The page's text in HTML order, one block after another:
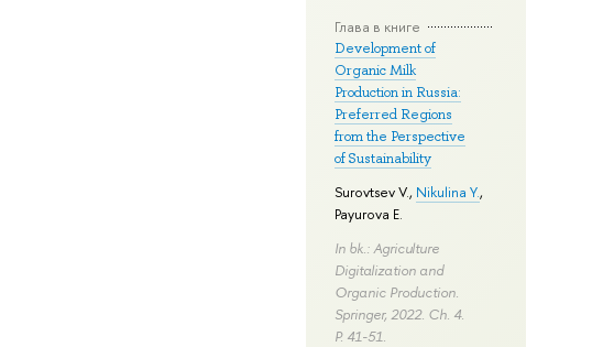
Глава в книге
Development of
Organic Milk
Production in Russia:
Preferred Regions
from the Perspective
of Sustainability
Surovtsev V., Nikulina Y.,
Payurova E.
In bk.: Agriculture
Digitalization and
Organic Production.
Springer, 2022. Ch. 4.
P. 41-51.